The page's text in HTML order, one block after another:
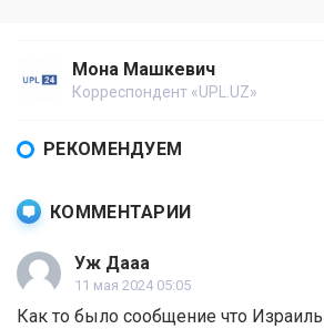
Мона Машкевич
Корреспондент «UPL.UZ»
РЕКОМЕНДУЕМ
КОММЕНТАРИИ
Уж Дааа
11 мая 2024 05:05
Как то было сообщение что